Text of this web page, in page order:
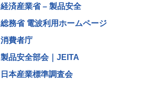
経済産業省 – 製品安全
総務省 電波利用ホームページ
消費者庁
製品安全部会｜JEITA
日本産業標準調査会